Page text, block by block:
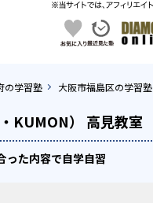
の学習塾 大阪市福島区の学習塾
KUMON） 高見教室
った内容で自学自習